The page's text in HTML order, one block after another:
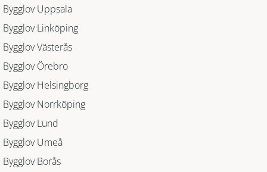
Bygglov Uppsala
Bygglov Linköping
Bygglov Västerås
Bygglov Örebro
Bygglov Helsingborg
Bygglov Norrköping
Bygglov Lund
Bygglov Umeå
Bygglov Borås